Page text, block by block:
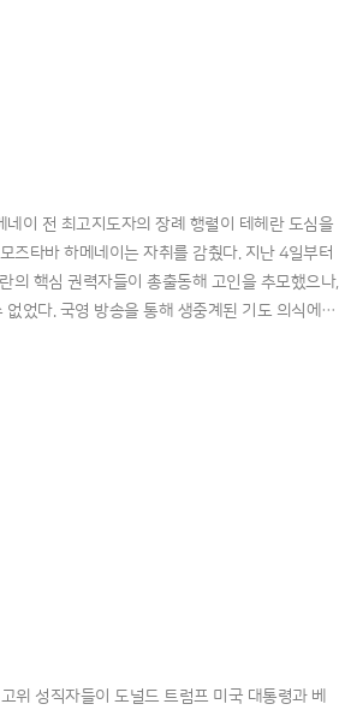
이 전 최고지도자의 장례 행렬이 테헤란 도심을
즈타바 하메네이는 자취를 감췄다. 지난 4일부터
의 핵심 권력자들이 총출동해 고인을 추모했으나,
었다. 국영 방송을 통해 생중계된 기도 의식에는
위 성직자들이 도널드 트럼프 미국 대통령과 베